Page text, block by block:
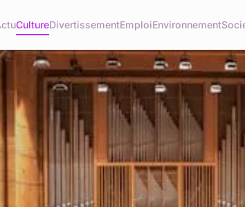
CultureDivertissementEmploiEnvironnement